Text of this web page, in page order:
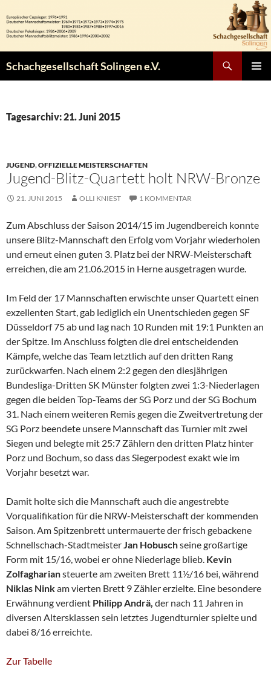
Inhalt
springen
Schachgesellschaft Solingen e.V.
Tagesarchiv: 21. Juni 2015
JUGEND,OFFIZIELLE MEISTERSCHAFTEN
Jugend-Blitz-Quartett holt NRW-Bronze
21. JUNI 2015 OLLI KNIEST 1 KOMMENTAR
Zum Abschluss der Saison 2014/15 im Jugendbereich konnte
unsere Blitz-Mannschaft den Erfolg vom Vorjahr wiederholen
und erneut einen guten 3. Platz bei der NRW-Meisterschaft
erreichen, die am 21.06.2015 in Herne ausgetragen wurde.
Im Feld der 17 Mannschaften erwischte unser Quartett einen
exzellenten Start, gab lediglich ein Unentschieden gegen SF
Düsseldorf 75 ab und lag nach 10 Runden mit 19:1 Punkten an
der Spitze. Im Anschluss folgten die drei entscheidenden
Kämpfe, welche das Team letztlich auf den dritten Rang
zurückwarfen. Nach einem 2:2 gegen den diesjährigen
Bundesliga-Dritten SK Münster folgten zwei 1:3-Niederlagen
gegen die beiden Top-Teams der SG Porz und der SG Bochum
31. Nach einem weiteren Remis gegen die Zweitvertretung der
SG Porz beendete unsere Mannschaft das Turnier mit zwei
Siegen und belegte mit 25:7 Zählern den dritten Platz hinter
Porz und Bochum, so dass das Siegerpodest exakt wie im
Vorjahr besetzt war.
Damit holte sich die Mannschaft auch die angestrebte
Vorqualifikation für die NRW-Meisterschaft der kommenden
Saison. Am Spitzenbrett untermauerte der frisch gebackene
Schnellschach-StadtmeisterJan Hobuschseine großartige
Form mit 15/16, wobei er ohne Niederlage blieb. Kevin
Zolfaghariansteuerte am zweiten Brett 11½/16 bei, während
Niklas Ninkam vierten Brett 9 Zähler erzielte. Eine besondere
Erwähnung verdient Philipp Andrä, der nach 11 Jahren in
diversen Altersklassen sein letztes Jugendturnier spielte und
dabei 8/16 erreichte.
Zur Tabelle